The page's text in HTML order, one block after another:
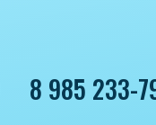
8 985 233-